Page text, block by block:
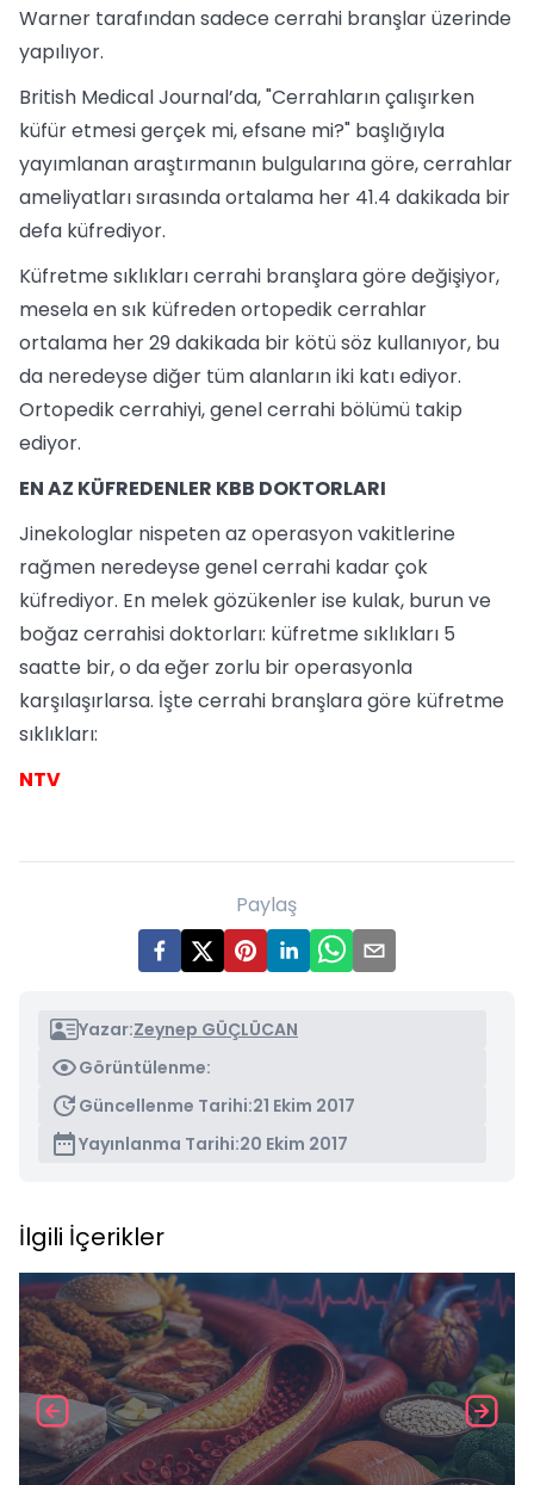
Warner tarafından sadece cerrahi branşlar üzerinde
yapılıyor.
British Medical Journal’da, "Cerrahların çalışırken
küfür etmesi gerçek mi, efsane mi?" başlığıyla
yayımlanan araştırmanın bulgularına göre, cerrahlar
ameliyatları sırasında ortalama her 41.4 dakikada bir
defa küfrediyor.
Küfretme sıklıkları cerrahi branşlara göre değişiyor,
mesela en sık küfreden ortopedik cerrahlar
ortalama her 29 dakikada bir kötü söz kullanıyor, bu
da neredeyse diğer tüm alanların iki katı ediyor.
Ortopedik cerrahiyi, genel cerrahi bölümü takip
ediyor.
EN AZ KÜFREDENLER KBB DOKTORLARI
Jinekologlar nispeten az operasyon vakitlerine
rağmen neredeyse genel cerrahi kadar çok
küfrediyor. En melek gözükenler ise kulak, burun ve
boğaz cerrahisi doktorları: küfretme sıklıkları 5
saatte bir, o da eğer zorlu bir operasyonla
karşılaşırlarsa. İşte cerrahi branşlara göre küfretme
sıklıkları:
NTV
Paylaş
Yazar:Zeynep GÜÇLÜCAN
Görüntülenme:
Güncellenme Tarihi:21 Ekim 2017
Yayınlanma Tarihi:20 Ekim 2017
İlgili İçerikler